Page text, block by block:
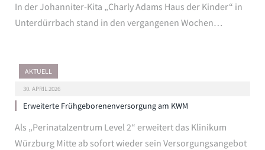
In der Johanniter-Kita „Charly Adams Haus der Kinder“ in
Unterdürrbach stand in den vergangenen Wochen…
AKTUELL
30. APRIL 2026
Erweiterte Frühgeborenenversorgung am KWM
Als „Perinatalzentrum Level 2“ erweitert das Klinikum
Würzburg Mitte ab sofort wieder sein Versorgungsangebot